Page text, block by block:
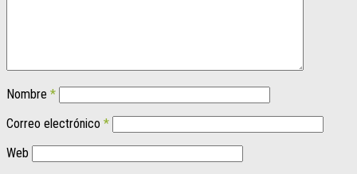
Nombre *
Correo electrónico *
Web